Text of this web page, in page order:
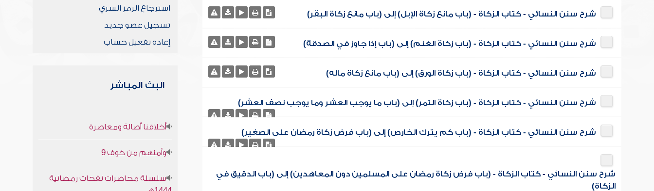
شرح سنن النسائي - كتاب الزكاة - (باب مانع زكاة الإبل) إلى (باب مانع زكاة البقر)
شرح سنن النسائي - كتاب الزكاة - (باب زكاة الغنم) إلى (باب إذا جاوز في الصدقة)
شرح سنن النسائي - كتاب الزكاة - (باب زكاة الورق) إلى (باب مانع زكاة ماله)
شرح سنن النسائي - كتاب الزكاة - (باب زكاة التمر) إلى (باب ما يوجب العشر وما يوجب نصف العشر)
شرح سنن النسائي - كتاب الزكاة - (باب كم يترك الخارص) إلى (باب فرض زكاة رمضان على الصغير)
شرح سنن النسائي - كتاب الزكاة - (باب فرض زكاة رمضان على المسلمين دون المعاهدين) إلى (باب الدقيق في
الزكاة)
استرجاع الرمز السري
تسجيل عضو جديد
إعادة تفعيل حساب
البث المباشر
أخلاقنا أصالة ومعاصرة
وأمنهم من خوف 9
سلسلة محاضرات نفحات رمضانية